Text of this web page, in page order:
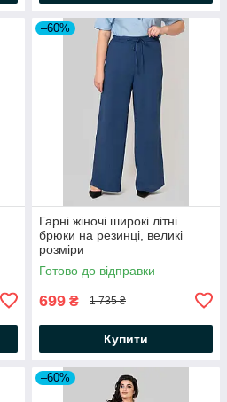
–60%
Гарні жіночі широкі літні
брюки на резинці, великі
розміри
Готово до відправки
699 ₴ 1 735 ₴
Купити
–60%